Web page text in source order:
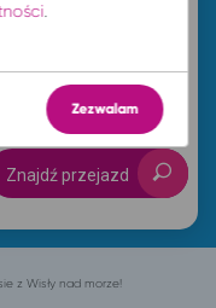
-- : --
Znajdź przejazd
z Wisły nad morze!
Zezwalam